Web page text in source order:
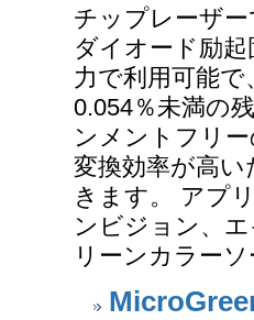
チップレーザ
ダイオード励
力で利用可能
0.054％未満の
ンメントフリ
変換効率が高
きます。 アプ
ンビジョン、
リーンカラー